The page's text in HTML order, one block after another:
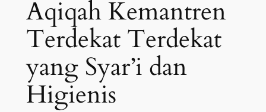
Aqiqah Kemantren
Terdekat Terdekat
yang Syar’i dan
Higienis